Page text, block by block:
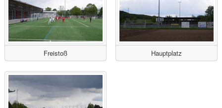
Freistoß Hauptplatz